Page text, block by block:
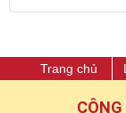
Trang chủ